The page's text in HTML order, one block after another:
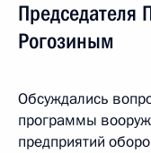
Председателя
Рогозиным
Обсуждались
программы
предприятий